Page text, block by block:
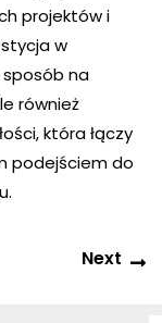
projektów i
w
na
również
która łączy
podejściem do
Next